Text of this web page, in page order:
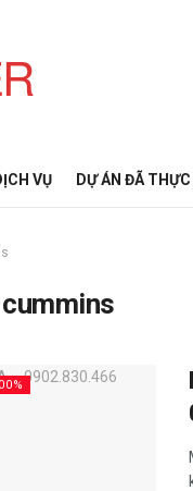
VỤ DỰ ÁN ĐÃ THỰC